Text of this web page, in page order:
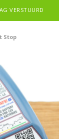
VERSTUURD
Stop